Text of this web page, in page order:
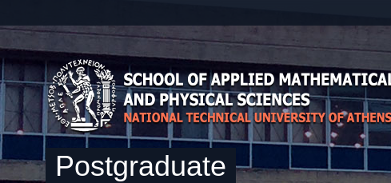
Postgraduate